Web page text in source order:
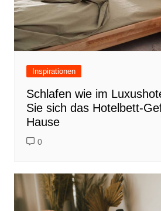
Inspirationen
Schlafen wie im
Sie sich das Hotelbett-
Hause
0